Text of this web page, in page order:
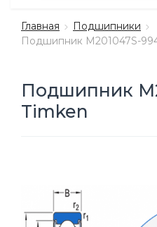
Главная
Подшипники
Подшипник M201047S-
Подшипник
Timken